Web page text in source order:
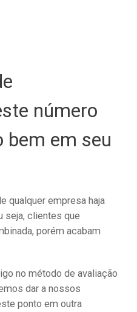
número
bem em seu
qualquer empresa haja
seja, clientes que
porém acabam
no método de avaliação
dar a nossos
ponto em outra